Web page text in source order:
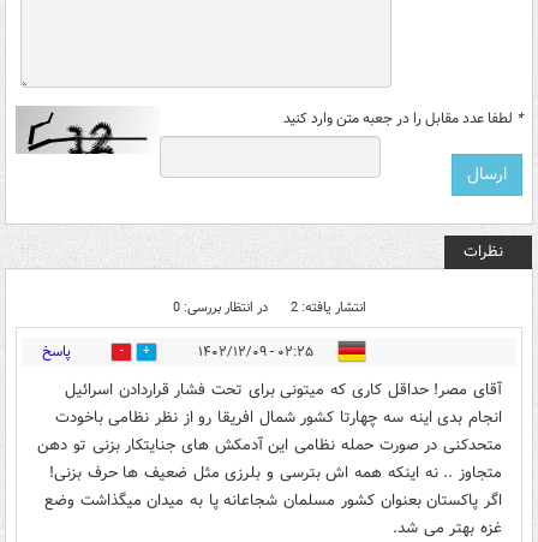
* لطفا عدد مقابل را در جعبه متن وارد کنید
نظرات
انتشار یافته: 2 در انتظار بررسی: 0
۰۲:۲۵ - ۱۴۰۲/۱۲/۰۹ 0 پاسخ
آقای مصر! حداقل کاری که میتونی برای تحت فشار قراردادن اسرائیل
انجام بدی اینه سه چهارتا کشور شمال افریقا رو از نظر نظامی باخودت
متحدکنی در صورت حمله نظامی این آدمکش های جنایتکار بزنی تو دهن
متجاوز .. نه اینکه همه اش بترسی و بلرزی مثل ضعیف ها حرف بزنی!
اگر پاکستان بعنوان کشور مسلمان شجاعانه پا به میدان میگذاشت وضع
غزه بهتر می شد.